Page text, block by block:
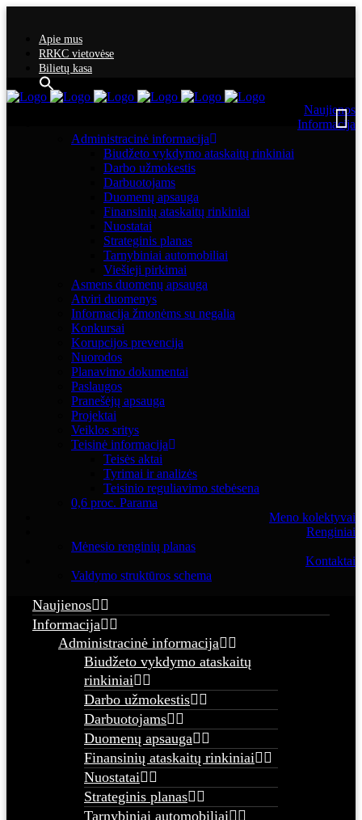
Apie mus
RRKC vietovėse
Bilietų kasa
Naujienos
Informacija
Administracinė informacija
Biudžeto vykdymo ataskaitų rinkiniai
Darbo užmokestis
Darbuotojams
Duomenų apsauga
Finansinių ataskaitų rinkiniai
Nuostatai
Strateginis planas
Tarnybiniai automobiliai
Viešieji pirkimai
Asmens duomenų apsauga
Atviri duomenys
Informacija žmonėms su negalia
Konkursai
Korupcijos prevencija
Nuorodos
Planavimo dokumentai
Paslaugos
Pranešėjų apsauga
Projektai
Veiklos sritys
Teisinė informacija
Teisės aktai
Tyrimai ir analizės
Teisinio reguliavimo stebėsena
0,6 proc. Parama
Meno kolektyvai
Renginiai
Mėnesio renginių planas
Kontaktai
Valdymo struktūros schema
Naujienos
Informacija
Administracinė informacija
Biudžeto vykdymo ataskaitų
rinkiniai
Darbo užmokestis
Darbuotojams
Duomenų apsauga
Finansinių ataskaitų rinkiniai
Nuostatai
Strateginis planas
Tarnybiniai automobiliai